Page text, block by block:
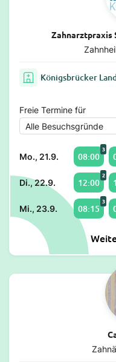
Zahnarztpraxis
Königsbrücker
Freie Termine für
Mo., 21.9. 08:00
3
Di., 22.9. 12:00
2
Mi., 23.9. 08:15
3